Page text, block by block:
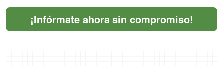
¡Infórmate ahora sin compromiso!